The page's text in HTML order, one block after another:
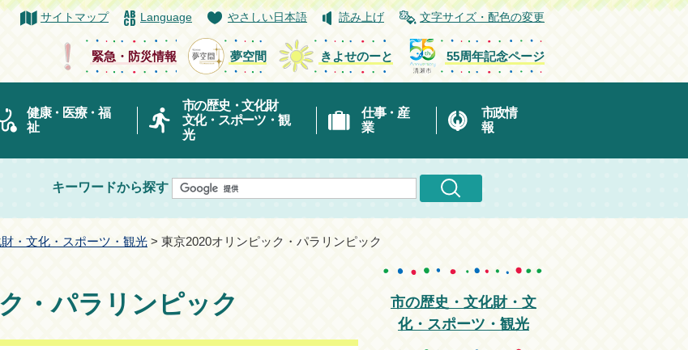
サイトマップ Language やさしい日本語 読み上げ 文字サイズ・配色の変更
緊急・防災情報 夢空間 きよせのーと 55周年記念ページ
健康・医療・福
祉
市の歴史・文化財
文化・スポーツ・観
光
仕事・産
業
市政情
報
キーワードから探す
・文化・スポーツ・観光 > 東京2020オリンピック・パラリンピック
・パラリンピック
市の歴史・文化財・文
化・スポーツ・観光